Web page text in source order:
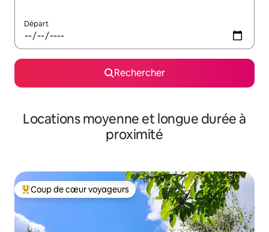
Départ
Rechercher
Locations moyenne et longue durée à
proximité
Coups de cœur voyageurs les plus appréciés
Coup de cœur voyageurs